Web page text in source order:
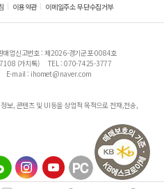
이용약관 이메일주소 무단수집거부
매업신고번호 : 제2026-경기군포-0084호
(가치톡)
TEL : 070-7425-3777
E-mail : ihomet@naver.com
보, 콘텐츠 및 UI등을 상업적 목적으로 전재,전송,